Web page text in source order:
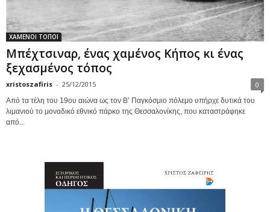
ΧΑΜΕΝΟΙ ΤΟΠΟΙ
Μπέχτσιναρ, ένας χαμένος Κήπος κι ένας
ξεχασμένος τόπος
xristoszafiris - 25/12/2015 0
Από τα τέλη του 19ου αιώνα ως τον Β’ Παγκόσμιο πόλεμο υπήρχε δυτικά του
λιμανιού το μοναδικό εθνικό πάρκο της Θεσσαλονίκης, που καταστράφηκε
από...